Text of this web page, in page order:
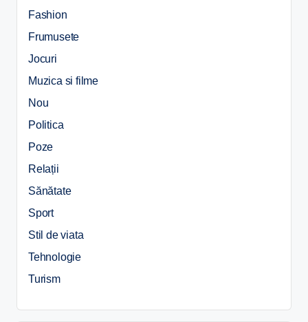
Fashion
Frumusete
Jocuri
Muzica si filme
Nou
Politica
Poze
Relații
Sănătate
Sport
Stil de viata
Tehnologie
Turism